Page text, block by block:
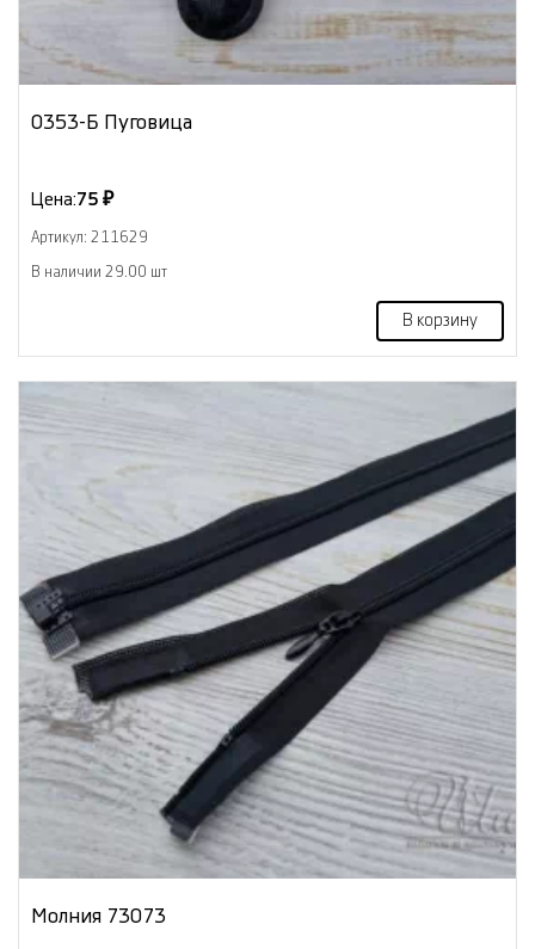
0353-Б Пуговица
Цена:75 ₽
Артикул: 211629
В наличии 29.00 шт
В корзину
Молния 73073